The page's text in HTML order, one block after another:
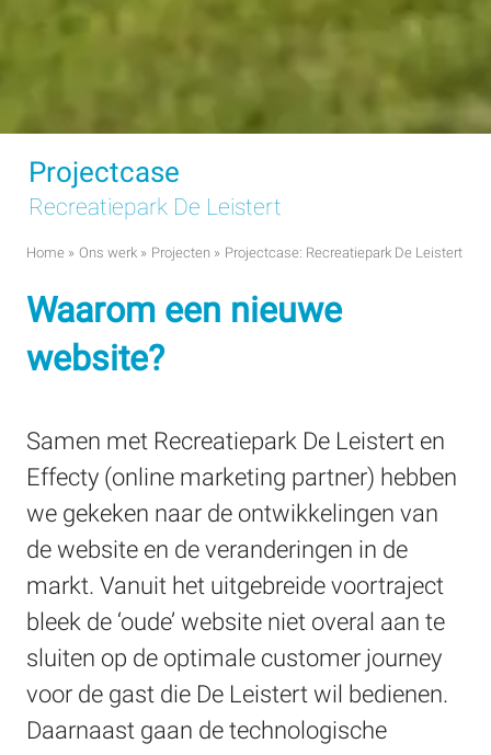
Projectcase
Recreatiepark De Leistert
Home » Ons werk » Projecten » Projectcase: Recreatiepark De Leistert
Waarom een nieuwe
website?
Samen met Recreatiepark De Leistert en
Effecty (online marketing partner) hebben
we gekeken naar de ontwikkelingen van
de website en de veranderingen in de
markt. Vanuit het uitgebreide voortraject
bleek de ‘oude’ website niet overal aan te
sluiten op de optimale customer journey
voor de gast die De Leistert wil bedienen.
Daarnaast gaan de technologische